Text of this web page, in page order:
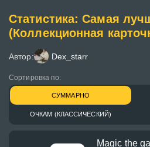
Статистика: Самая
(Коллекционная
Автор: Dex_starr
Сортировка по:
СУММАРНО
ОЧКАМ (КЛАССИЧЕСКИЙ)
Magic the